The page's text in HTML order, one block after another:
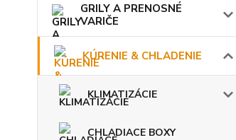
GRILY A PRENOSNÉ
VARIČE
KÚRENIE & CHLADENIE
KLIMATIZÁCIE
CHLADIACE BOXY